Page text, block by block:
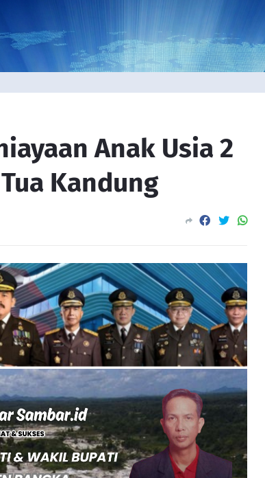
Anak Usia 2
Kandung